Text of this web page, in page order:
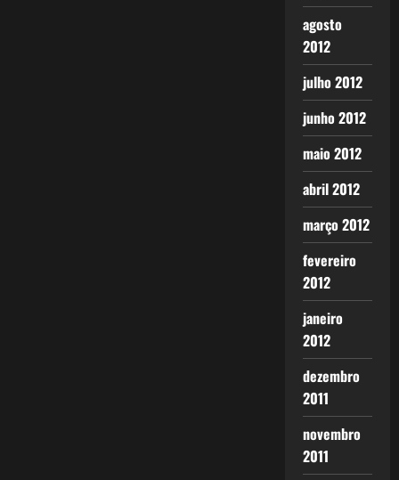
agosto
2012
julho 2012
junho 2012
maio 2012
abril 2012
março 2012
fevereiro
2012
janeiro
2012
dezembro
2011
novembro
2011